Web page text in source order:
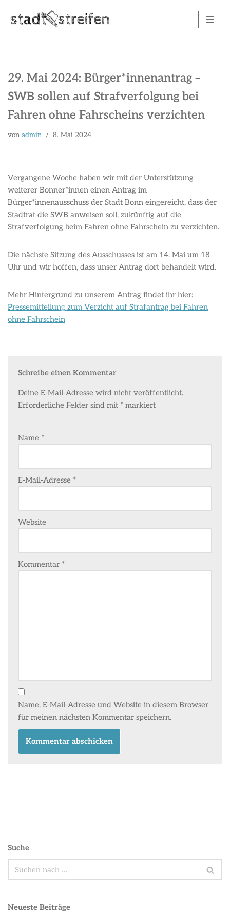
Zum
29. Mai 2024: Bürger*innenantrag –
SWB sollen auf Strafverfolgung bei
Fahren ohne Fahrscheins verzichten
von admin 8. Mai 2024
Vergangene Woche haben wir mit der Unterstützung
weiterer Bonner*innen einen Antrag im
Bürger*innenausschuss der Stadt Bonn eingereicht, dass der
Stadtrat die SWB anweisen soll, zukünftig auf die
Strafverfolgung beim Fahren ohne Fahrschein zu verzichten.
Die nächste Sitzung des Ausschusses ist am 14. Mai um 18
Uhr und wir hoffen, dass unser Antrag dort behandelt wird.
Mehr Hintergrund zu unserem Antrag findet ihr hier:
Pressemitteilung zum Verzicht auf Strafantrag bei Fahren
ohne Fahrschein
Schreibe einen Kommentar
Deine E-Mail-Adresse wird nicht veröffentlicht.
Erforderliche Felder sind mit * markiert
Name *
E-Mail-Adresse *
Website
Kommentar *
Name, E-Mail-Adresse und Website in diesem Browser
für meinen nächsten Kommentar speichern.
Suche
Neueste Beiträge